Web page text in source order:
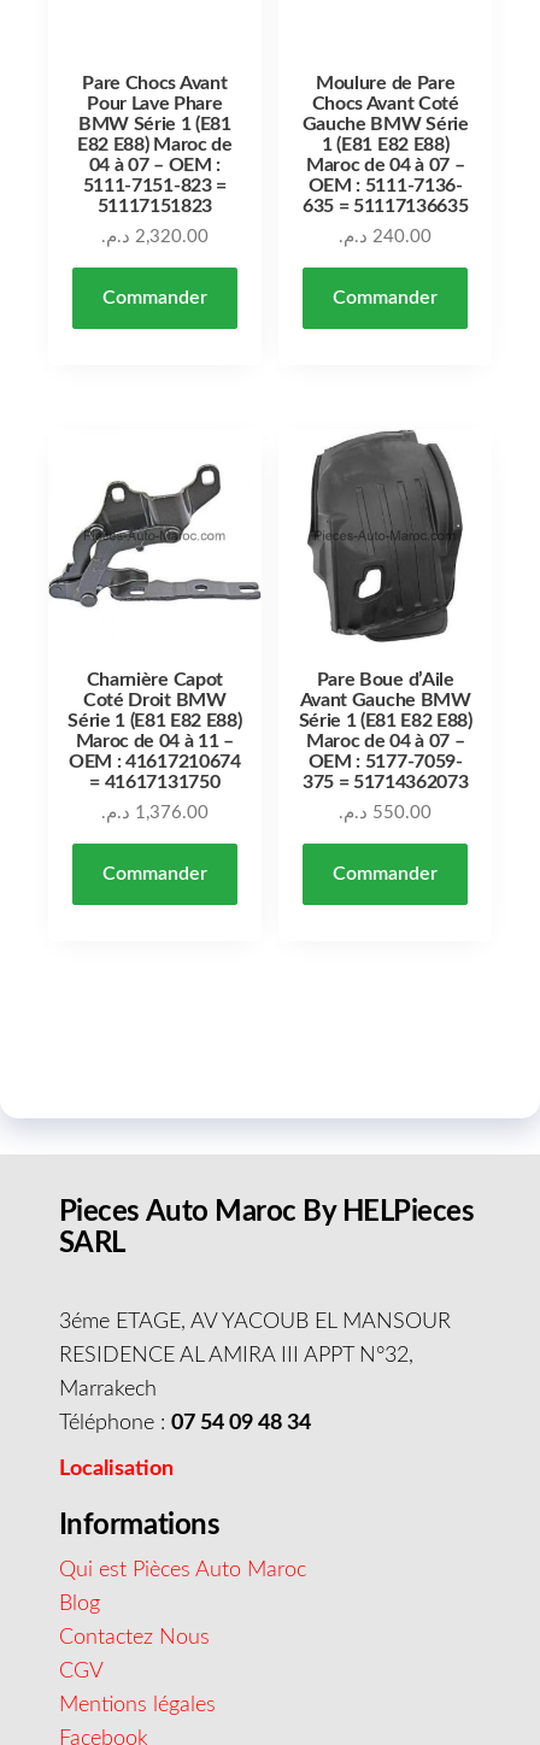
Pare Chocs Avant
Pour Lave Phare
BMW Série 1 (E81
E82 E88) Maroc de
04 à 07 – OEM :
5111-7151-823 =
51117151823
2,320.00 د.م.
Commander
Moulure de Pare
Chocs Avant Coté
Gauche BMW Série
1 (E81 E82 E88)
Maroc de 04 à 07 –
OEM : 5111-7136-
635 = 51117136635
240.00 د.م.
Commander
Charnière Capot
Coté Droit BMW
Série 1 (E81 E82 E88)
Maroc de 04 à 11 –
OEM : 41617210674
= 41617131750
1,376.00 د.م.
Commander
Pare Boue d’Aile
Avant Gauche BMW
Série 1 (E81 E82 E88)
Maroc de 04 à 07 –
OEM : 5177-7059-
375 = 51714362073
550.00 د.م.
Commander
Pieces Auto Maroc By HELPieces
SARL
3éme ETAGE, AV YACOUB EL MANSOUR
RESIDENCE AL AMIRA III APPT N°32,
Marrakech
Téléphone : 07 54 09 48 34
Localisation
Informations
Qui est Pièces Auto Maroc
Blog
Contactez Nous
CGV
Mentions légales
Facebook